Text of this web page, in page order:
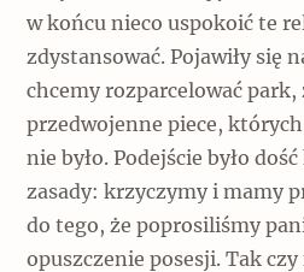
w końcu nieco uspokoić te
zdystansować. Pojawiły się
chcemy rozparcelować park,
przedwojenne piece,
nie było. Podejście było
zasady: krzyczymy i mamy
do tego, że poprosiliśmy
opuszczenie posesji. Tak